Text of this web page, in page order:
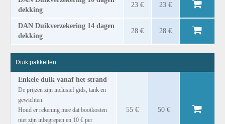
dekking
23 € 23 €
DAN Duikverzekering 14 dagen
dekking
28 € 28 €
Duik pakketten
Enkele duik vanaf het strand
De prijzen zijn inclusief gids, tank en
gewichten.
Houd er rekening mee dat bootkosten
niet zijn inbegrepen en 10 € per
55 € 50 €